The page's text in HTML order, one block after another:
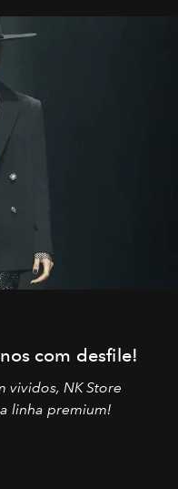
de missão na vida e
com desfile!
vividos, NK Store
linha premium!